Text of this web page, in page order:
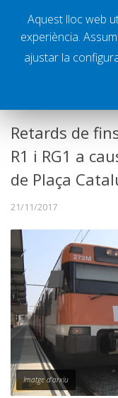
Transmissions
Pòdcasts
Vídeos
Graella
Publicitat
Contacte
Ràdio
Retards de
R1 i RG1 a
de Plaça
21/11/2017
Imatge d'arxiu
Aquest lloc web
experiència.
ajustar la